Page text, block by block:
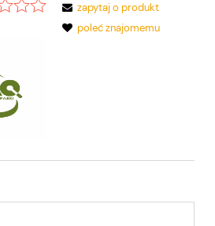
zapytaj o produkt
poleć znajomemu